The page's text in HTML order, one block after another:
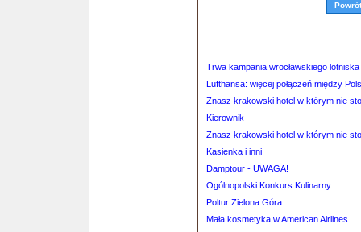
Trwa kampania wrocławskiego lotniska
Lufthansa: więcej połączeń między
Znasz krakowski hotel w którym nie
Kierownik
Znasz krakowski hotel w którym nie
Kasienka i inni
Damptour - UWAGA!
Ogólnopolski Konkurs Kulinarny
Poltur Zielona Góra
Mała kosmetyka w American Airlines